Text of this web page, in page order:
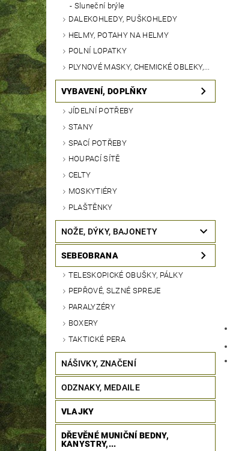
Sluneční brýle
DALEKOHLEDY, PUŠKOHLEDY
HELMY, POTAHY NA HELMY
POLNÍ LOPATKY
PLYNOVÉ MASKY, CHEMICKÉ OBLEKY,...
VYBAVENÍ, DOPLŇKY
JÍDELNÍ POTŘEBY
STANY
SPACÍ POTŘEBY
HOUPACÍ SÍTĚ
CELTY
MOSKYTIÉRY
PLAŠTĚNKY
NOŽE, DÝKY, BAJONETY
SEBEOBRANA
TELESKOPICKÉ OBUŠKY, PÁLKY
PEPŘOVÉ, SLZNÉ SPREJE
PARALYZÉRY
BOXERY
TAKTICKÉ PERA
NÁŠIVKY, ZNAČENÍ
ODZNAKY, MEDAILE
VLAJKY
DŘEVĚNÉ MUNIČNÍ BEDNY,
KANYSTRY,...